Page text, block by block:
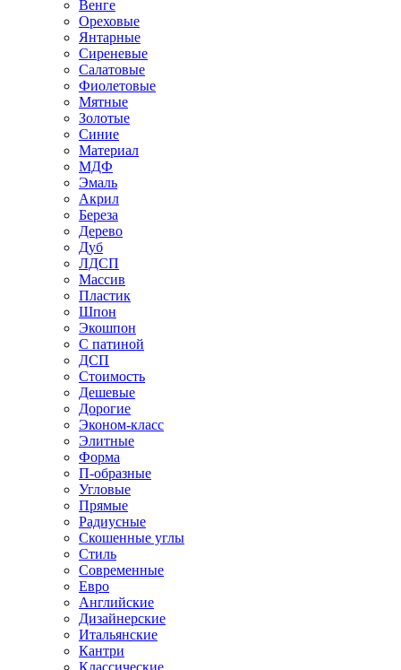
Венге
Ореховые
Янтарные
Сиреневые
Салатовые
Фиолетовые
Мятные
Золотые
Синие
Материал
МДФ
Эмаль
Акрил
Береза
Дерево
Дуб
ЛДСП
Массив
Пластик
Шпон
Экошпон
С патиной
ДСП
Стоимость
Дешевые
Дорогие
Эконом-класс
Элитные
Форма
П-образные
Угловые
Прямые
Радиусные
Скошенные углы
Стиль
Современные
Евро
Английские
Дизайнерские
Итальянские
Кантри
Классические